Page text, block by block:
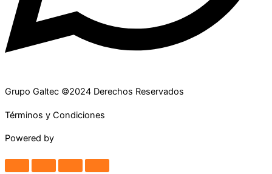
Grupo Galtec ©2024 Derechos Reservados
Términos y Condiciones
Powered by